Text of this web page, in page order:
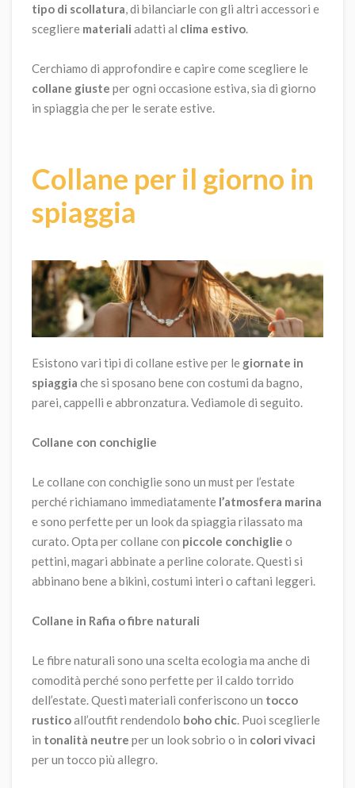
tipo di scollatura, di bilanciarle con gli altri accessori e
scegliere materiali adatti al clima estivo.
Cerchiamo di approfondire e capire come scegliere le
collane giuste per ogni occasione estiva, sia di giorno
in spiaggia che per le serate estive.
Collane per il giorno in
spiaggia
Esistono vari tipi di collane estiveper le giornate in
spiaggia che si sposano bene con costumi da bagno,
parei, cappelli e abbronzatura. Vediamole di seguito.
Collane con conchiglie
Le collane con conchiglie sono un must per l’estate
perché richiamano immediatamente l’atmosfera marina
e sono perfette per un look da spiaggia rilassato ma
curato. Opta per collane con piccole conchiglie o
pettini, magari abbinate a perline colorate. Questi si
abbinano bene a bikini, costumi interi o caftani leggeri.
Collane in Rafia o fibre naturali
Le fibre naturali sono una scelta ecologia ma anche di
comodità perché sono perfette per il caldo torrido
dell’estate. Questi materiali conferiscono un tocco
rusticoall’outfit rendendolo boho chic. Puoi sceglierle
in tonalità neutre per un look sobrio o in colori vivaci
per un tocco più allegro.